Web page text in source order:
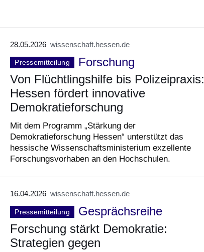
28.05.2026 wissenschaft.hessen.de
Pressemitteilung
Forschung
Von Flüchtlingshilfe bis Polizeipraxis:
Hessen fördert innovative
Demokratieforschung
Mit dem Programm „Stärkung der
Demokratieforschung Hessen“ unterstützt das
hessische Wissenschaftsministerium exzellente
Forschungsvorhaben an den Hochschulen.
16.04.2026 wissenschaft.hessen.de
Pressemitteilung
Gesprächsreihe
Forschung stärkt Demokratie:
Strategien gegen